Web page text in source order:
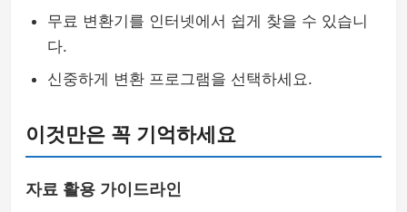
무료 변환기를 인터넷에서 쉽게 찾을 수 있습니
다.
신중하게 변환 프로그램을 선택하세요.
이것만은 꼭 기억하세요
자료 활용 가이드라인